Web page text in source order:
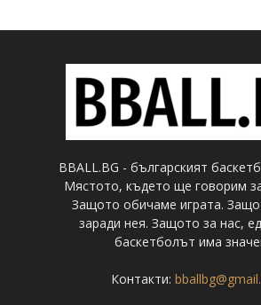
BBALL.BG - българският
Мястото, където ще говорим
Защото обичаме играта.
заради нея. Защото за нас,
баскетболът има
Контакти: